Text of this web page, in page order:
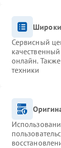
Сервисный
онлайн.
техники